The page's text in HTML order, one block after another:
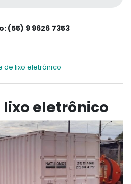
(55) 9 9626 7353
de lixo eletrônico
lixo eletrônico